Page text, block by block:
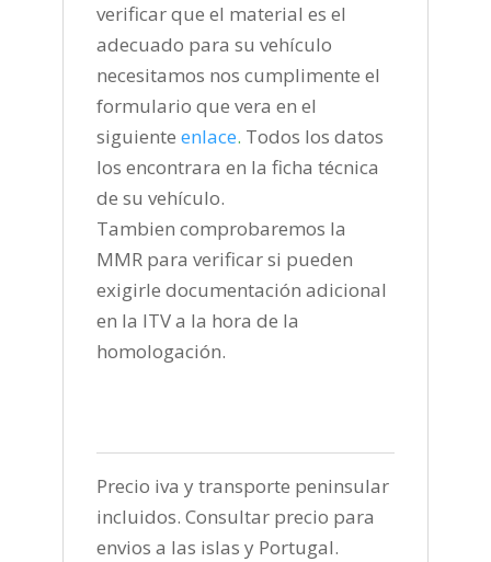
verificar que el material es el
adecuado para su vehículo
necesitamos nos cumplimente el
formulario que vera en el
siguiente enlace. Todos los datos
los encontrara en la ficha técnica
de su vehículo.
Tambien comprobaremos la
MMR para verificar si pueden
exigirle documentación adicional
en la ITV a la hora de la
homologación.
Precio iva y transporte peninsular
incluidos. Consultar precio para
envios a las islas y Portugal.